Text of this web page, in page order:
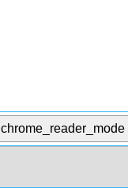
chrome_reader_mode